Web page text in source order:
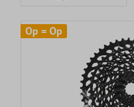
Op = Op